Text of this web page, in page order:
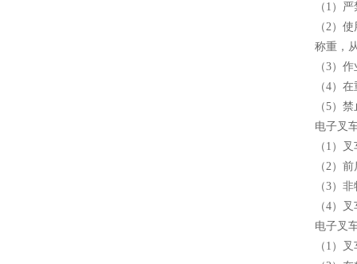
（1）
（2）
称重，
（3）
（4）
（5）
电子叉
（1）
（2）
（3）
（4）
电子叉
（1）